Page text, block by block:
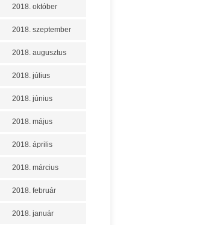
2018. október
2018. szeptember
2018. augusztus
2018. július
2018. június
2018. május
2018. április
2018. március
2018. február
2018. január